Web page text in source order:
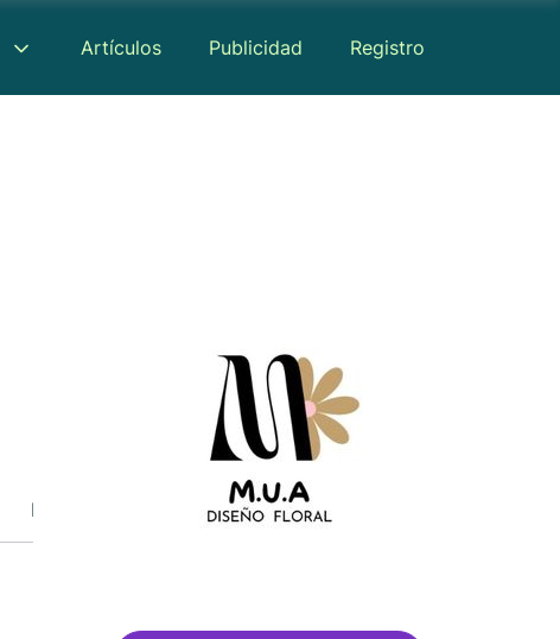
Artículos Publicidad Registro
Medios Reseñas